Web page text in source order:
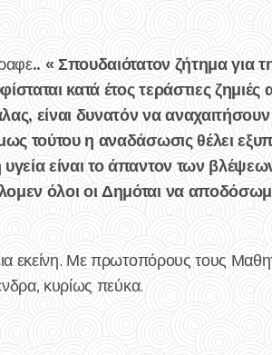
.. « Σπουδαιότατον ζήτημα για
κατά έτος τεράστιες
είναι δυνατόν να
τούτου η αναδάσωσις θέλει
είναι το άπαντον των
όλοι οι Δημόται να
εκείνη. Με πρωτοπόρους τους
κυρίως πεύκα.